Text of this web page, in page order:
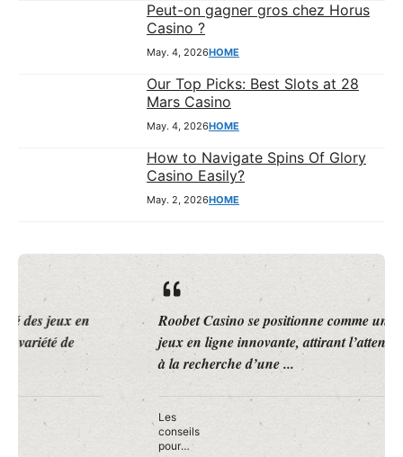
Peut-on gagner gros chez Horus
Casino ?
May. 4, 2026HOME
Our Top Picks: Best Slots at 28
Mars Casino
May. 4, 2026HOME
How to Navigate Spins Of Glory
Casino Easily?
May. 2, 2026HOME
Roobet Casino se positionne comme une plateforme de
jeux en ligne innovante, attirant l’attention des joueurs
à la recherche d’une ...